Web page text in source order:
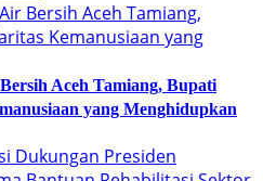
Aceh Tamiang, Bupati
yang Menghidupkan